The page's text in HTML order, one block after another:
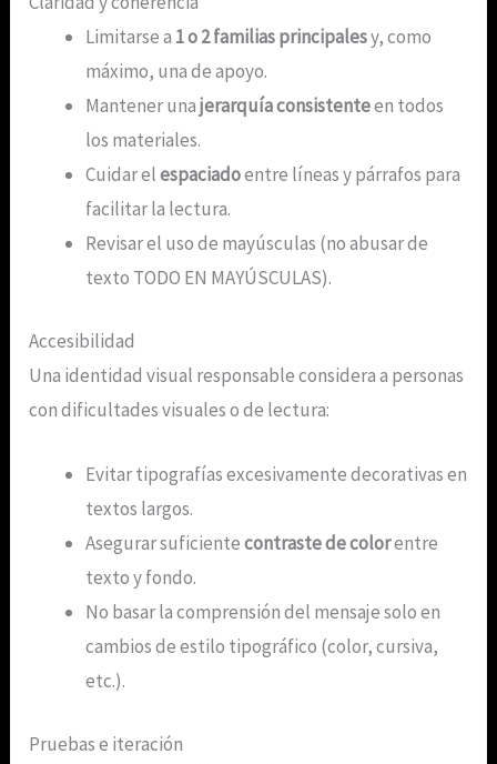
Limitarse a 1 o 2 familias principalesy, como
máximo, una de apoyo.
Mantener unajerarquía consistenteen todos
los materiales.
Cuidar elespaciadoentre líneas y párrafos para
facilitar la lectura.
Revisar el uso de mayúsculas (no abusar de
texto TODO EN MAYÚSCULAS).
Accesibilidad
Una identidad visual responsable considera a personas
con dificultades visuales o de lectura:
Evitar tipografías excesivamente decorativas en
textos largos.
Asegurar suficientecontraste de colorentre
texto y fondo.
No basar la comprensión del mensaje solo en
cambios de estilo tipográfico (color, cursiva,
etc.).
Pruebas e iteración